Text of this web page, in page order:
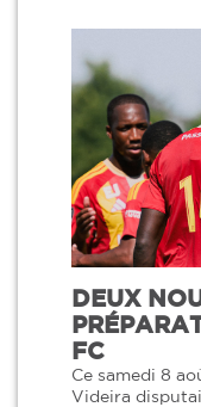
DEUX
FC
Ce samedi 8
Videira